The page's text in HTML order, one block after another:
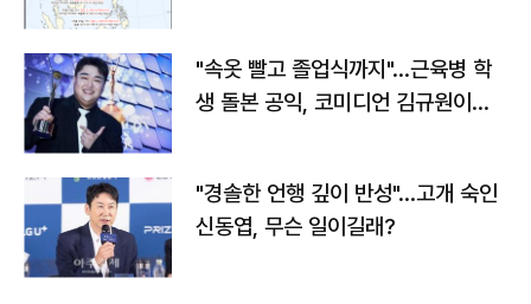
"속옷 빨고 졸업식까지"…근육병 학
생 돌본 공익, 코미디언 김규원이었
"경솔한 언행 깊이 반성"…고개 숙인
신동엽, 무슨 일이길래?